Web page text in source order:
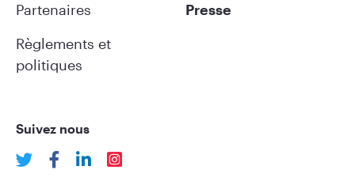
Partenaires
Règlements et
politiques
Presse
Suivez nous